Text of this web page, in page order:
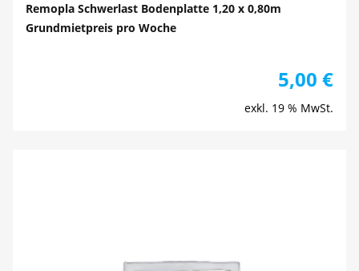
Remopla Schwerlast Bodenplatte 1,20 x 0,80m
Grundmietpreis pro Woche
5,00 €
exkl. 19 % MwSt.